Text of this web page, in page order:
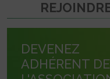
DEVENEZ
ADHÉRENT DE